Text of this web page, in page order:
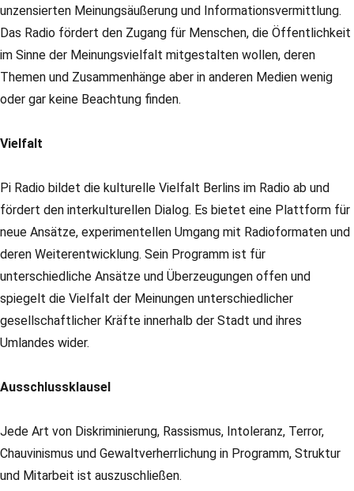
unzensierten Meinungsäußerung und Informationsvermittlung.
Das Radio fördert den Zugang für Menschen, die Öffentlichkeit
im Sinne der Meinungsvielfalt mitgestalten wollen, deren
Themen und Zusammenhänge aber in anderen Medien wenig
oder gar keine Beachtung finden.
Vielfalt
Pi Radio bildet die kulturelle Vielfalt Berlins im Radio ab und
fördert den interkulturellen Dialog. Es bietet eine Plattform für
neue Ansätze, experimentellen Umgang mit Radioformaten und
deren Weiterentwicklung. Sein Programm ist für
unterschiedliche Ansätze und Überzeugungen offen und
spiegelt die Vielfalt der Meinungen unterschiedlicher
gesellschaftlicher Kräfte innerhalb der Stadt und ihres
Umlandes wider.
Ausschlussklausel
Jede Art von Diskriminierung, Rassismus, Intoleranz, Terror,
Chauvinismus und Gewaltverherrlichung in Programm, Struktur
und Mitarbeit ist auszuschließen.